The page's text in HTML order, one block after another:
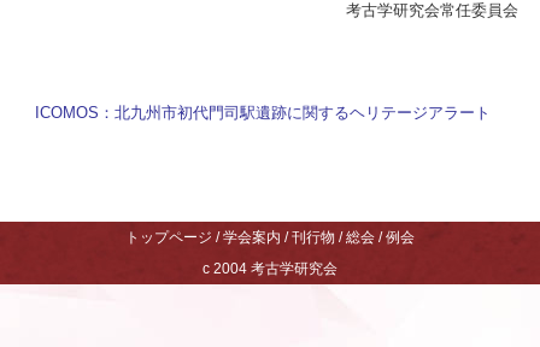
考古学研究会常任委員会
ICOMOS：北九州市初代門司駅遺跡に関するヘリテージアラート
トップページ / 学会案内 / 刊行物 / 総会 / 例会
c 2004 考古学研究会